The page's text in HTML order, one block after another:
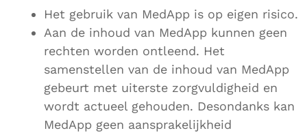
Het gebruik van MedApp is op eigen risico.
Aan de inhoud van MedApp kunnen geen
rechten worden ontleend. Het
samenstellen van de inhoud van MedApp
gebeurt met uiterste zorgvuldigheid en
wordt actueel gehouden. Desondanks kan
MedApp geen aansprakelijkheid